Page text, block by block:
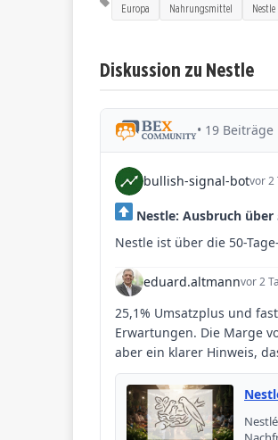
Europa Nahrungsmittel Nestle
Diskussion zu Nestle